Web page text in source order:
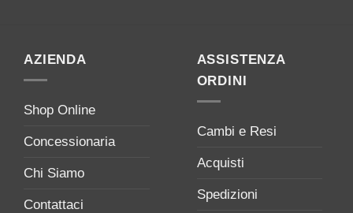
AZIENDA
Shop Online
Concessionaria
Chi Siamo
Contattaci
ASSISTENZA
ORDINI
Cambi e Resi
Acquisti
Spedizioni